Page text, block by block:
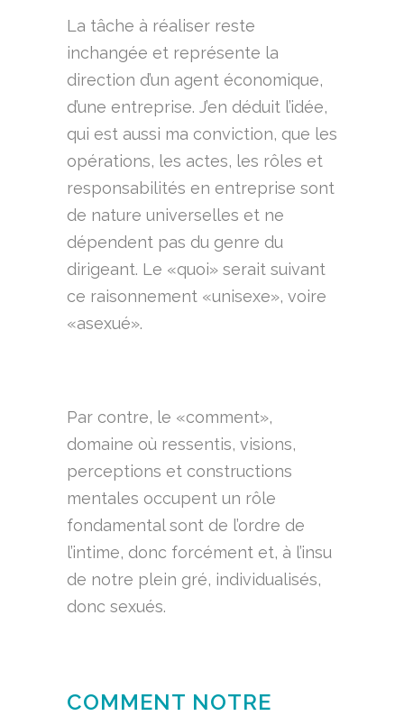
La tâche à réaliser reste
inchangée et représente la
direction d’un agent économique,
d’une entreprise. J’en déduit l’idée,
qui est aussi ma conviction, que les
opérations, les actes, les rôles et
responsabilités en entreprise sont
de nature universelles et ne
dépendent pas du genre du
dirigeant. Le «quoi» serait suivant
ce raisonnement «unisexe», voire
«asexué».
Par contre, le «comment»,
domaine où ressentis, visions,
perceptions et constructions
mentales occupent un rôle
fondamental sont de l’ordre de
l’intime, donc forcément et, à l’insu
de notre plein gré, individualisés,
donc sexués.
COMMENT NOTRE